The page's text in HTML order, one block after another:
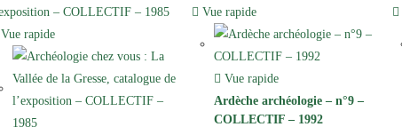
Vue rapide
Vue rapide
Vue rapide
Ardèche archéologie – n°9 –
COLLECTIF – 1992